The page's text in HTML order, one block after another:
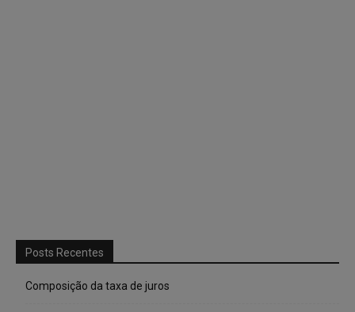
Posts Recentes
Composição da taxa de juros